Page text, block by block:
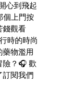
心到飛起
個上門按
錢觀看
時的時尚
藥物濫用
險？🎧 歡
訂閱我們